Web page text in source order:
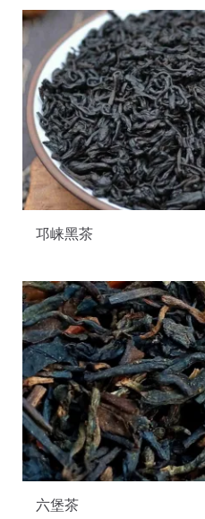
邛崃黑茶
六堡茶